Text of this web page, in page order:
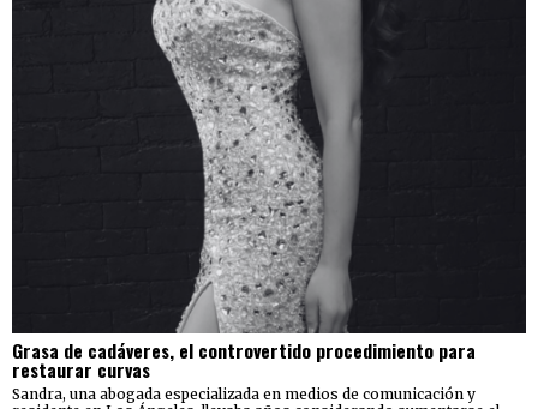
Grasa de cadáveres, el controvertido procedimiento para
restaurar curvas
Sandra, una abogada especializada en medios de comunicación y